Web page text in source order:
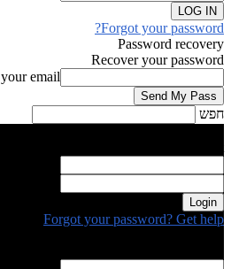
Forgot your password?
Password recovery
Recover your password
your email
חפש
Forgot your password? Get help